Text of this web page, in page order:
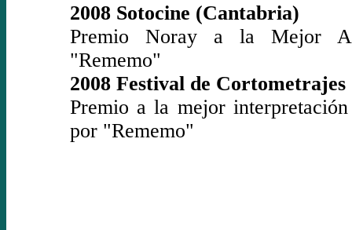
2008 Sotocine (Cantabria)
Premio Noray a la Mejor
"Rememo"
2008 Festival de Cortometrajes
Premio a la mejor
por "Rememo"